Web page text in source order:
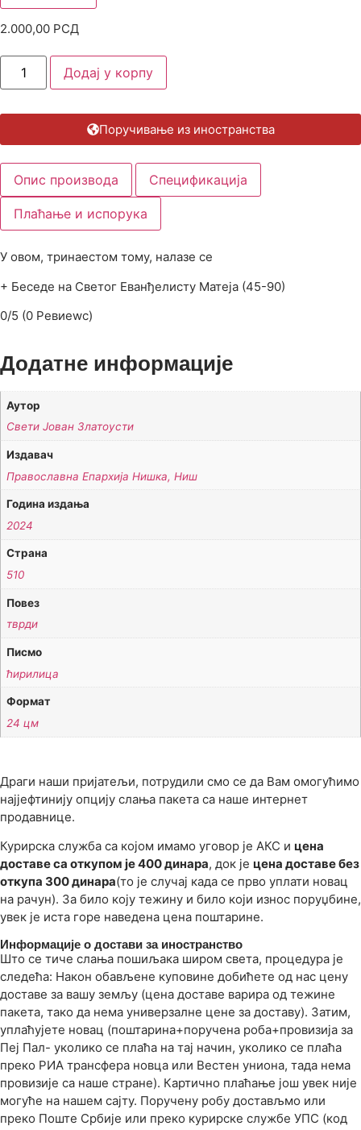
2.000,00 РСД
Додај у корпу
Поручивање из иностранства
Опис производа Спецификација
Плаћање и испорука
У овом, тринаестом тому, налазе се
+ Беседе на Светог Еванђелисту Матеја (45-90)
0/5 (0 Ревиеwс)
Додатне информације
Аутор
Свети Јован Златоусти
Издавач
Православна Епархија Нишка, Ниш
Година издања
2024
Страна
510
Повез
тврди
Писмо
ћирилица
Формат
24 цм
Драги наши пријатељи, потрудили смо се да Вам омогућимо
најјефтинију опцију слања пакета са наше интернет
продавнице.
Курирска служба са којом имамо уговор је АКС и цена
доставе са откупом је 400 динара, док је цена доставе без
откупа 300 динара(то је случај када се прво уплати новац
на рачун). За било коју тежину и било који износ поруџбине,
увек је иста горе наведена цена поштарине.
Информације о достави за иностранство
Што се тиче слања пошиљака широм света, процедура је
следећа: Након обављене куповине добићете од нас цену
доставе за вашу земљу (цена доставе варира од тежине
пакета, тако да нема универзалне цене за доставу). Затим,
уплаћујете новац (поштарина+поручена роба+провизија за
Пеј Пал- уколико се плаћа на тај начин, уколико се плаћа
преко РИА трансфера новца или Вестен униона, тада нема
провизије са наше стране). Картично плаћање још увек није
могуће на нашем сајту. Поручену робу достављмо или
преко Поште Србије или преко курирске службе УПС (код